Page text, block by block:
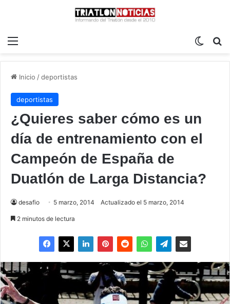
Inicio /deportistas
deportistas
¿Quieres saber cómo es un
día de entrenamiento con el
Campeón de España de
Duatlón de Larga Distancia?
desafio 5 marzo, 2014 Actualizado el 5 marzo, 2014
2 minutos de lectura